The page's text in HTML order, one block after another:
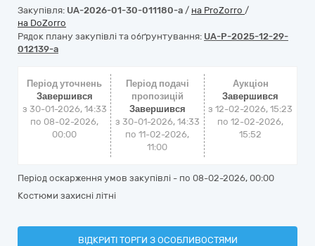
Закупівля: UA-2026-01-30-011180-a / на ProZorro /
на DoZorro
Рядок плану закупівлі та обґрунтування: UA-P-2025-12-29-
012139-a
Період уточнень
Завершився
з 30-01-2026, 14:33
по 08-02-2026,
00:00
Період подачі
пропозицій
Завершився
з 30-01-2026, 14:33
по 11-02-2026,
11:00
Аукціон
Завершився
з12-02-2026, 15:23
по12-02-2026,
15:52
Період оскарження умов закупівлі - по 08-02-2026, 00:00
Костюми захисні літні
ВІДКРИТІ ТОРГИ З ОСОБЛИВОСТЯМИ